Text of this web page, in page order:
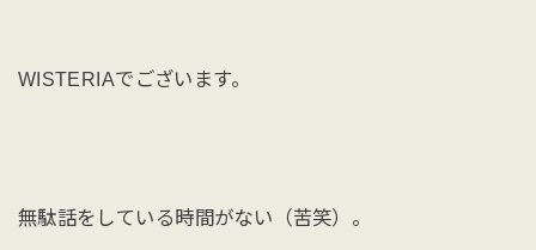
WISTERIAでございます。
無駄話をしている時間がない（苦笑）。